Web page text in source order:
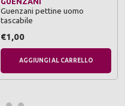
Guenzani pettine uomo
tascabile
€1,00
AGGIUNGI AL CARRELLO